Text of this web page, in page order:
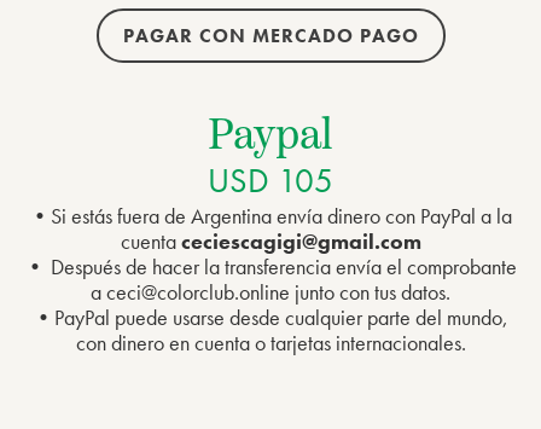
PAGAR CON MERCADO PAGO
Paypal
USD 105
•Si estás fuera de Argentina envía dinero con PayPal a la
cuentaceciescagigi@gmail.com
• Después de hacer la transferencia envía el comprobante
a ceci@colorclub.online junto con tus datos.
•PayPal puede usarse desde cualquier parte del mundo,
con dinero en cuenta o tarjetas internacionales.